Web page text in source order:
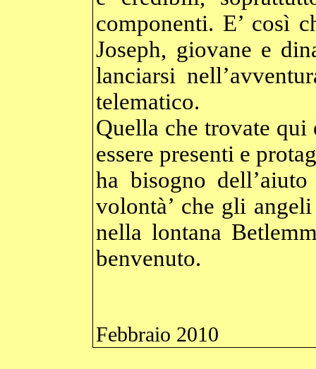
componenti. E’ così
Joseph, giovane e
lanciarsi
telematico.
Quella che trovate
essere presenti e
ha bisogno
volontà’ che gli
nella lontana
benvenuto.
Febbraio 2010